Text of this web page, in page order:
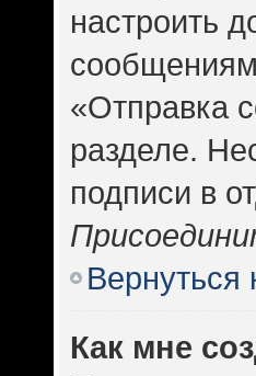
настроить
«Отправка
разделе.
подписи в
Вернуться
Как мне